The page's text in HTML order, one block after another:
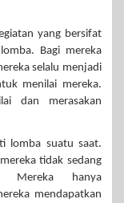
yang bersifat
Bagi mereka
selalu menjadi
menilai mereka.
dan merasakan
lomba suatu saat.
tidak sedang
Mereka hanya
mendapatkan